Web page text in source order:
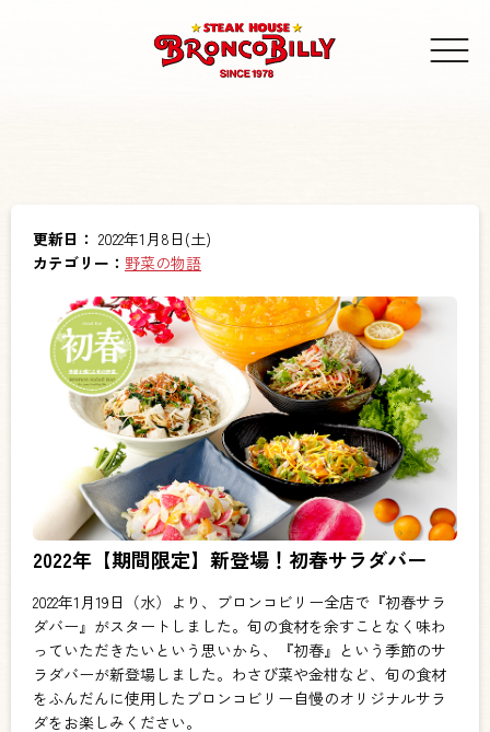
更新日： 2022年1月8日(土)
カテゴリー： 野菜の物語
2022年【期間限定】新登場！初春サラダバー
2022年1月19日（水）より、ブロンコビリー全店で『初春サラ
ダバー』がスタートしました。旬の食材を余すことなく味わ
っていただきたいという思いから、『初春』という季節のサ
ラダバーが新登場しました。わさび菜や金柑など、旬の食材
をふんだんに使用したブロンコビリー自慢のオリジナルサラ
ダをお楽しみください。